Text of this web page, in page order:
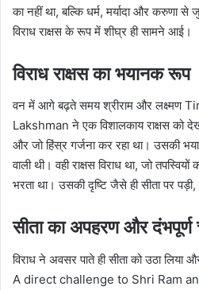
का नहीं था, बल्कि धर्म, मर्यादा और करुणा से
विराध राक्षस के रूप में शीघ्र ही सामने आई।
विराध राक्षस का भयानक रूप
वन में आगे बढ़ते समय श्रीराम और लक्ष्मण
Lakshman ने एक विशालकाय राक्षस को
और जो हिंस्र गर्जना कर रहा था। उसकी
वाली थी। वही राक्षस विराध था, जो
भरता था। उसकी दृष्टि जैसे ही सीता पर पड़ी,
सीता का अपहरण और दंभपूर्ण
विराध ने अवसर पाते ही सीता को उठा लिया
A direct challenge to Shri Ram